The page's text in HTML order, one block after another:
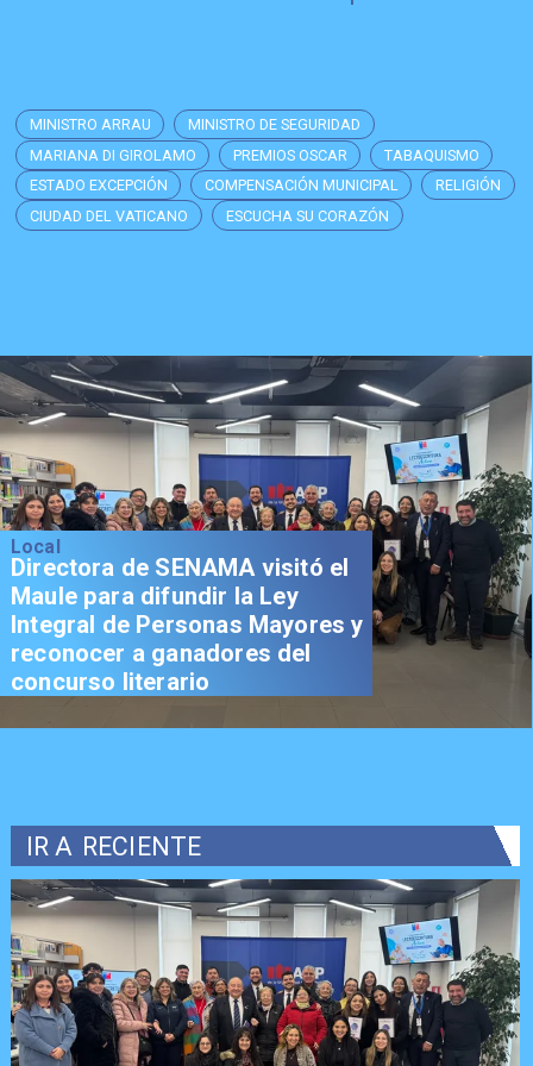
MINISTRO ARRAU
MINISTRO DE SEGURIDAD
MARIANA DI GIROLAMO
PREMIOS OSCAR
TABAQUISMO
ESTADO EXCEPCIÓN
COMPENSACIÓN MUNICIPAL
RELIGIÓN
CIUDAD DEL VATICANO
ESCUCHA SU CORAZÓN
Local
Directora de SENAMA visitó el
Maule para difundir la Ley
Integral de Personas Mayores y
reconocer a ganadores del
concurso literario
IR A RECIENTE